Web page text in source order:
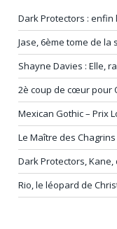
Dark Protectors : enfin
Jase, 6ème tome de la
Shayne Davies : Elle,
2è coup de cœur pour
Mexican Gothic – Prix
Le Maître des
Dark Protectors, Kane,
Rio, le léopard de